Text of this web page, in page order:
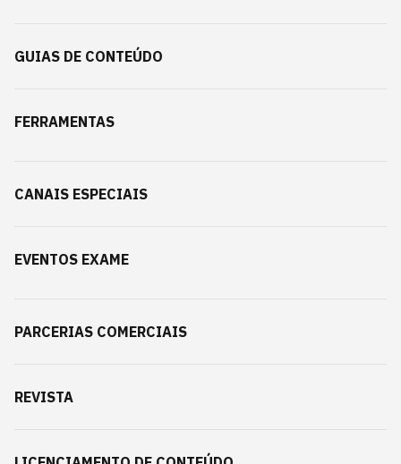
GUIAS DE CONTEÚDO
FERRAMENTAS
CANAIS ESPECIAIS
EVENTOS EXAME
PARCERIAS COMERCIAIS
REVISTA